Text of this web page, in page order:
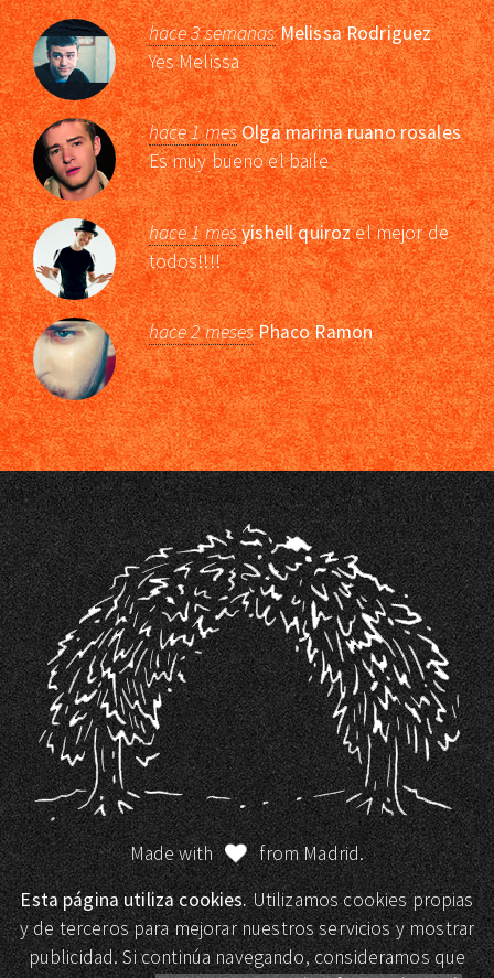
hace 3 semanasMelissa Rodriguez
Yes Melissa
hace 1 mesOlga marina ruano rosales
Es muy bueno el baile
hace 1 mesyishell quirozel mejor de
todos!!!!
hace 2 mesesPhaco Ramon
Made with
from Madrid.
Esta página utiliza cookies.Utilizamos cookies propias
y de terceros para mejorar nuestros servicios y mostrar
publicidad. Si continúa navegando, consideramos que